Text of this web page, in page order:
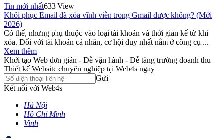
Tin mới nhất633 View
Khôi phục Email đã xóa vĩnh viễn trong Gmail được không? (Mới
2026)
Có thể, nhưng phụ thuộc vào loại tài khoản và thời gian kể từ khi
xóa. Đối với tài khoản cá nhân, cơ hội duy nhất nằm ở công cụ ...
Xem thêm
Khởi tạo Web đơn giản - Dễ vận hành - Dễ tăng trưởng doanh thu
Thiết kế Website chuyên nghiệp tại Web4s ngay
Gửi
Kết nối với Web4s
Hà Nội
Hồ Chí Minh
Vinh